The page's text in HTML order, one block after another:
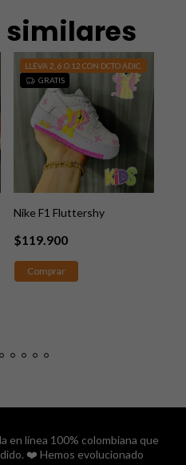
similares
LLEVA 2, 6 O 12 CON DCTO ADIC.
GRATIS
Nike F1 Fluttershy
$119.900
Comprar
en línea 100% colombiana que
❤️ Hemos evolucionado